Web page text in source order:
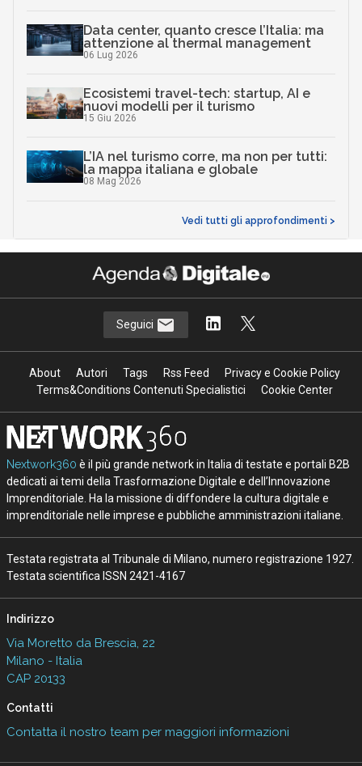
Data center, quanto cresce l’Italia: ma
attenzione al thermal management
06 Lug 2026
Ecosistemi travel-tech: startup, AI e
nuovi modelli per il turismo
15 Giu 2026
L’IA nel turismo corre, ma non per tutti:
la mappa italiana e globale
08 Mag 2026
Vedi tutti gli approfondimenti >
Seguici
About Autori Tags Rss Feed
Privacy e Cookie Policy
Terms&Conditions Contenuti Specialistici
Cookie Center
Nextwork360 è il più grande network in Italia di testate e portali B2B
dedicati ai temi della Trasformazione Digitale e dell’Innovazione
Imprenditoriale. Ha la missione di diffondere la cultura digitale e
imprenditoriale nelle imprese e pubbliche amministrazioni italiane.
Testata registrata al Tribunale di Milano, numero registrazione 1927.
Testata scientifica ISSN 2421-4167
Indirizzo
Via Moretto da Brescia, 22
Milano - Italia
CAP 20133
Contatti
Contatta il nostro team per maggiori informazioni